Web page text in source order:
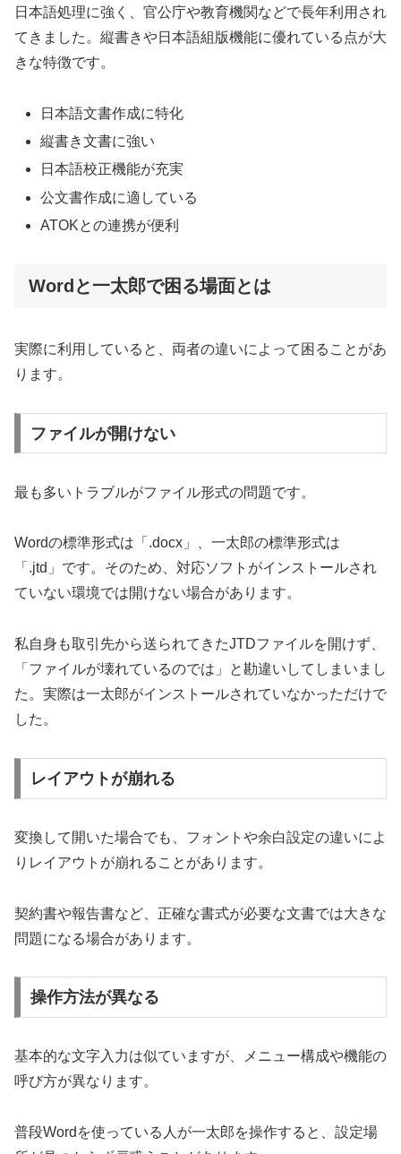
日本語処理に強く、官公庁や教育機関などで長年利用され
てきました。縦書きや日本語組版機能に優れている点が大
きな特徴です。
日本語文書作成に特化
縦書き文書に強い
日本語校正機能が充実
公文書作成に適している
ATOKとの連携が便利
Wordと一太郎で困る場面とは
実際に利用していると、両者の違いによって困ることがあ
ります。
ファイルが開けない
最も多いトラブルがファイル形式の問題です。
Wordの標準形式は「.docx」、一太郎の標準形式は
「.jtd」です。そのため、対応ソフトがインストールされ
ていない環境では開けない場合があります。
私自身も取引先から送られてきたJTDファイルを開けず、
「ファイルが壊れているのでは」と勘違いしてしまいまし
た。実際は一太郎がインストールされていなかっただけで
した。
レイアウトが崩れる
変換して開いた場合でも、フォントや余白設定の違いによ
りレイアウトが崩れることがあります。
契約書や報告書など、正確な書式が必要な文書では大きな
問題になる場合があります。
操作方法が異なる
基本的な文字入力は似ていますが、メニュー構成や機能の
呼び方が異なります。
普段Wordを使っている人が一太郎を操作すると、設定場